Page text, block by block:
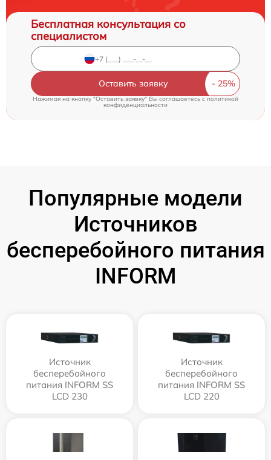
Бесплатная консультация со
специалистом
Оставить заявку
Нажимая на кнопку "Оставить заявку" Вы соглашаетесь cполитикой
конфиденциальности
Популярные модели
Источников
бесперебойного питания
INFORM
Источник
бесперебойного
питания INFORM SS
LCD 230
Источник
бесперебойного
питания INFORM SS
LCD 220